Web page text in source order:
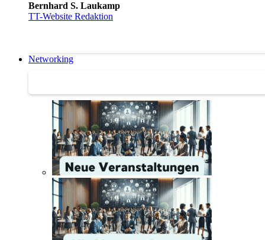
Bernhard S. Laukamp
TT-Website Redaktion
Networking